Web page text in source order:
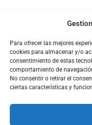
Para ofrecer las mejores
cookies para almacenar y/o
consentimiento de estas
comportamiento de
No consentir o retirar el
ciertas características y